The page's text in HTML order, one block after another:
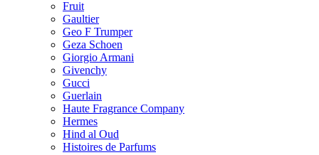
Fruit
Gaultier
Geo F Trumper
Geza Schoen
Giorgio Armani
Givenchy
Gucci
Guerlain
Haute Fragrance Company
Hermes
Hind al Oud
Histoires de Parfums